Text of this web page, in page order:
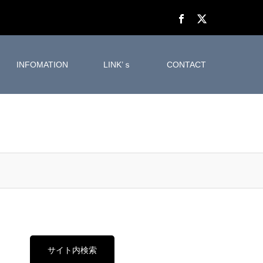
INFOMATION LINK’ｓ CONTACT
サイト内検索